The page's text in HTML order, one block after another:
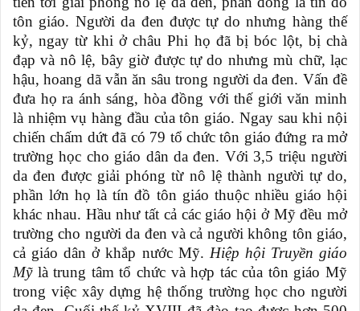
tôn giáo. Người da đen được tự do nhưng hàng thế
kỷ, ngay từ khi ở châu Phi họ đã bị bóc lột, bị chà
đạp và nô lệ, bây giờ được tự do nhưng mù chữ, lạc
hậu, hoang dã vẫn ăn sâu trong người da đen. Vấn đề
đưa họ ra ánh sáng, hòa đồng với thế giới văn minh
là nhiệm vụ hàng đầu của tôn giáo. Ngay sau khi nội
chiến chấm dứt đã có 79 tổ chức tôn giáo đứng ra mở
trường học cho giáo dân da đen. Với 3,5 triệu người
da đen được giải phóng từ nô lệ thành người tự do,
phần lớn họ là tín đồ tôn giáo thuộc nhiều giáo hội
khác nhau. Hầu như tất cả các giáo hội ở Mỹ đều mở
trường cho người da đen và cả người không tôn giáo,
cả giáo dân ở khắp nước Mỹ. Hiệp hội Truyền giáo
Mỹlà trung tâm tổ chức và hợp tác của tôn giáo Mỹ
trong việc xây dựng hệ thống trường học cho người